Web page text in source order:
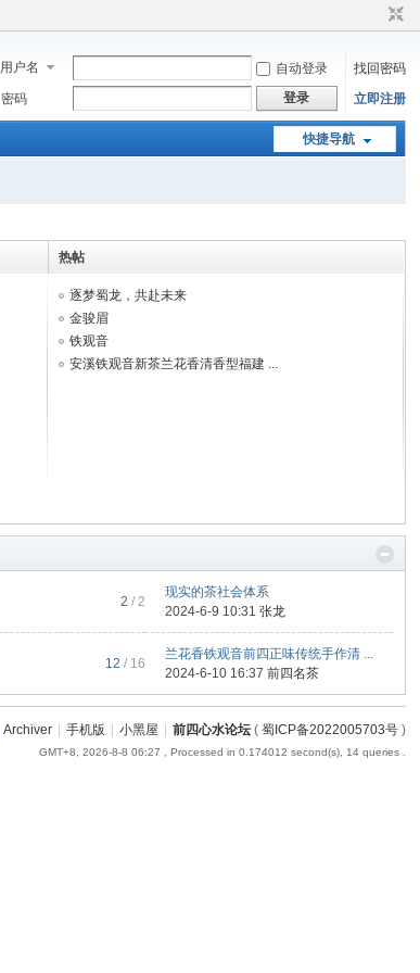
用户名 自动登录
找回密码
密码
登录 立即注册
快捷导航
热帖
逐梦蜀龙，共赴未来
金骏眉
铁观音
安溪铁观音新茶兰花香清香型福建 ...
2 / 2
现实的茶社会体系
2024-6-9 10:31张龙
12 / 16
兰花香铁观音前四正味传统手作清 ...
2024-6-10 16:37前四名茶
Archiver | 手机版 | 小黑屋 | 前四心水论坛( 蜀ICP备2022005703号)
GMT+8, 2026-8-8 06:27 , Processed in 0.174012 second(s), 14 queries .